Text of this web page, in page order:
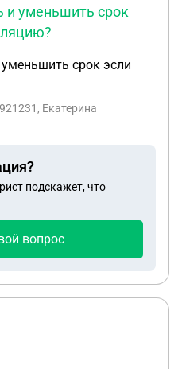
уменьшить срок
срок эсли
Екатерина
подскажет, что
вопрос